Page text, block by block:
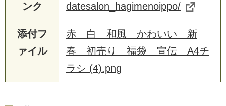
ンク
datesalon_hagimenoippo/
添付フ
ァイル
赤 白 和風 かわいい 新
春 初売り 福袋 宣伝 A4チ
ラシ (4).png